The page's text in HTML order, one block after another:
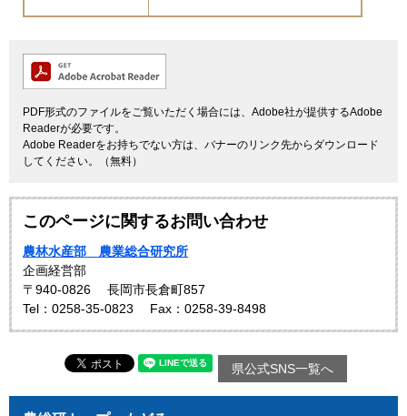
PDF形式のファイルをご覧いただく場合には、Adobe社が提供するAdobe
Readerが必要です。
Adobe Readerをお持ちでない方は、バナーのリンク先からダウンロード
してください。（無料）
このページに関するお問い合わせ
農林水産部 農業総合研究所
企画経営部
〒940-0826
長岡市長倉町857
Tel：0258-35-0823
Fax：0258-39-8498
県公式SNS一覧へ